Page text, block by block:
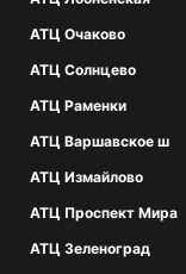
АТЦ Очаково
АТЦ Солнцево
АТЦ Раменки
АТЦ Варшавское ш
АТЦ Измайлово
АТЦ Проспект Мира
АТЦ Зеленоград